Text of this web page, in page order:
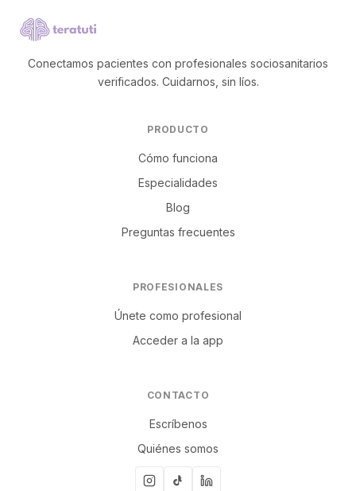
Conectamos pacientes con profesionales sociosanitarios
verificados. Cuidarnos, sin líos.
PRODUCTO
Cómo funciona
Especialidades
Blog
Preguntas frecuentes
PROFESIONALES
Únete como profesional
Acceder a la app
CONTACTO
Escríbenos
Quiénes somos